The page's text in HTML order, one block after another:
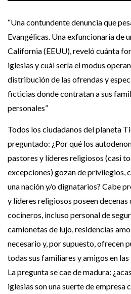
“Una contundente denuncia que
Evangélicas. Una exfuncionaria de
California (EEUU), reveló cuánta
iglesias y cuál sería el modus
distribución de las ofrendas y
ficticias donde contratan a sus
personales”
Todos los ciudadanos del planeta
preguntado: ¿Por qué los
pastores y líderes religiosos (casi
excepciones) gozan de privilegios,
una nación y/o dignatarios? Cabe
y líderes religiosos poseen
cocineros, incluso personal de
camionetas de lujo, residencias
necesario y, por supuesto, ofrecen
todas sus familiares y amigos en
La pregunta se cae de madura:
iglesias son una suerte de empresa